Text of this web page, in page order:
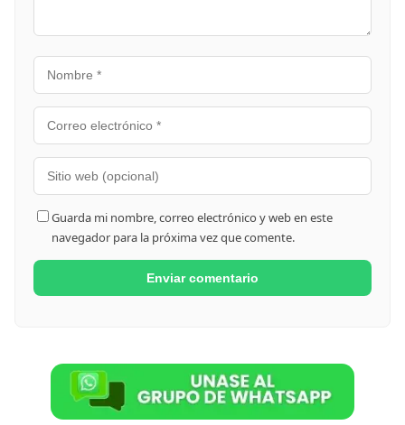
Guarda mi nombre, correo electrónico y web en este
navegador para la próxima vez que comente.